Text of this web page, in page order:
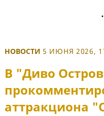
НОВОСТИ 5 ИЮНЯ 2026,
В "Диво
аттракциона